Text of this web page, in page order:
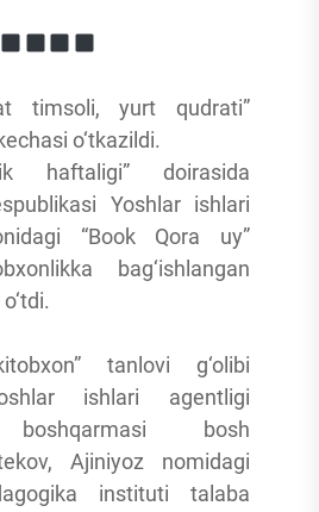
timsoli, yurt qudrati”
o‘tkazildi.
haftaligi” doirasida
Yoshlar ishlari
“Book Qora uy”
bag‘ishlangan
tanlovi g‘olibi
ishlari agentligi
boshqarmasi bosh
Ajiniyoz nomidagi
instituti talaba